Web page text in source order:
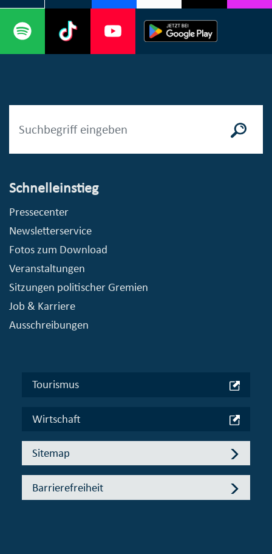
Schnelleinstieg
Pressecenter
Newsletterservice
Fotos zum Download
Veranstaltungen
Sitzungen politischer Gremien
Job & Karriere
Ausschreibungen
Tourismus
Wirtschaft
Sitemap
Barrierefreiheit